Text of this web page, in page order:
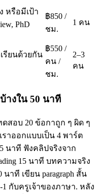
หรือมีเป้า
PhD
฿850 /
ชม.
1 คน
รียนด้วยกัน
฿550 /
คน /
ชม.
2–3
คน
างใน 50 นาที
ดสอบ 20 ข้อกาถูก ๆ ผิด ๆ
าออกแบบเป็น 4 พาร์ต
นาที ฟังคลิปจริงจาก
15 นาที บทความจริง
นาที เขียน paragraph สั้น
1 กับครูเจ้าของภาษา. หลัง